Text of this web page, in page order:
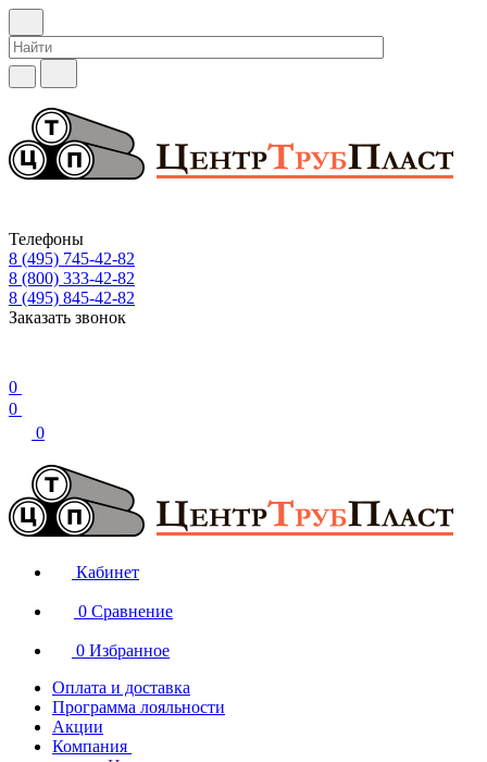
Телефоны
8 (495) 745-42-82
8 (800) 333-42-82
8 (495) 845-42-82
Заказать звонок
0
0
0
Кабинет
0 Сравнение
0 Избранное
Оплата и доставка
Программа лояльности
Акции
Компания